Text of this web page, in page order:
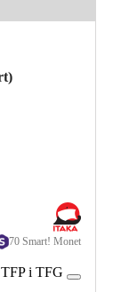
70 Smart! Monet
TFP i TFG